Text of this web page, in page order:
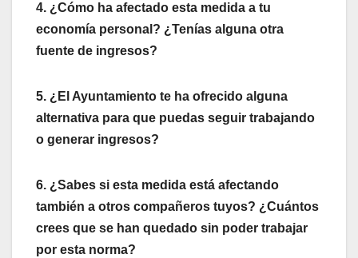
4. ¿Cómo ha afectado esta medida a tu
economía personal? ¿Tenías alguna otra
fuente de ingresos?
5. ¿El Ayuntamiento te ha ofrecido alguna
alternativa para que puedas seguir trabajando
o generar ingresos?
6. ¿Sabes si esta medida está afectando
también a otros compañeros tuyos? ¿Cuántos
crees que se han quedado sin poder trabajar
por esta norma?